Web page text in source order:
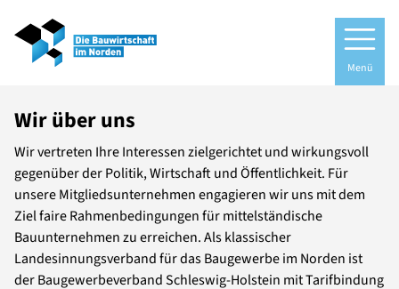
Menü
Wir über uns
Wir vertreten Ihre Interessen zielgerichtet und wirkungsvoll
gegenüber der Politik, Wirtschaft und Öffentlichkeit. Für
unsere Mitgliedsunternehmen engagieren wir uns mit dem
Ziel faire Rahmenbedingungen für mittelständische
Bauunternehmen zu erreichen. Als klassischer
Landesinnungsverband für das Baugewerbe im Norden ist
der Baugewerbeverband Schleswig-Holstein mit Tarifbindung